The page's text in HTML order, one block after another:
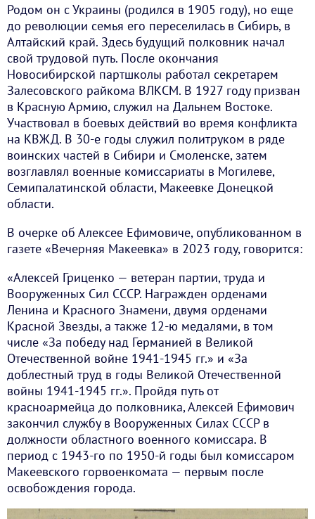
Родом он с Украины (родился в 1905 году), но еще
до революции семья его переселилась в Сибирь, в
Алтайский край. Здесь будущий полковник начал
свой трудовой путь. После окончания
Новосибирской партшколы работал секретарем
Залесовского райкома ВЛКСМ. В 1927 году призван
в Красную Армию, служил на Дальнем Востоке.
Участвовал в боевых действий во время конфликта
на КВЖД. В 30-е годы служил политруком в ряде
воинских частей в Сибири и Смоленске, затем
возглавлял военные комиссариаты в Могилеве,
Семипалатинской области, Макеевке Донецкой
области.
В очерке об Алексее Ефимовиче, опубликованном в
газете «Вечерняя Макеевка» в 2023 году, говорится:
«Алексей Гриценко — ветеран партии, труда и
Вооруженных Сил СССР. Награжден орденами
Ленина и Красного Знамени, двумя орденами
Красной Звезды, а также 12-ю медалями, в том
числе «За победу над Германией в Великой
Отечественной войне 1941-1945 гг.» и «За
доблестный труд в годы Великой Отечественной
войны 1941-1945 гг.». Пройдя путь от
красноармейца до полковника, Алексей Ефимович
закончил службу в Вооруженных Силах СССР в
должности областного военного комиссара. В
период с 1943-го по 1950-й годы был комиссаром
Макеевского горвоенкомата — первым после
освобождения города.